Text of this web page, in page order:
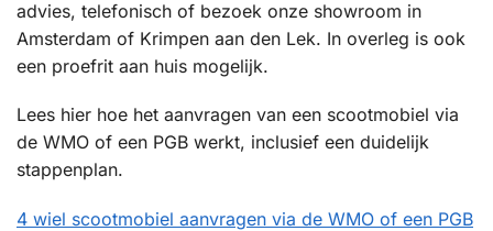
advies, telefonisch of bezoek onze showroom in
Amsterdam of Krimpen aan den Lek. In overleg is ook
een proefrit aan huis mogelijk.
Lees hier hoe het aanvragen van een scootmobiel via
de WMO of een PGB werkt, inclusief een duidelijk
stappenplan.
4 wiel scootmobiel aanvragen via de WMO of een PGB